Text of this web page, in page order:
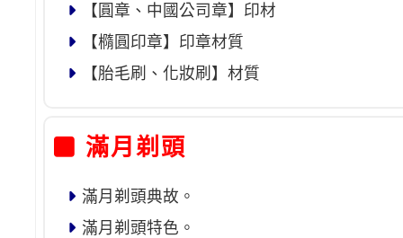
【圓章、中國公司章】印材
【橢圓印章】印章材質
【胎毛刷、化妝刷】材質
滿月剃頭
滿月剃頭典故。
滿月剃頭特色。